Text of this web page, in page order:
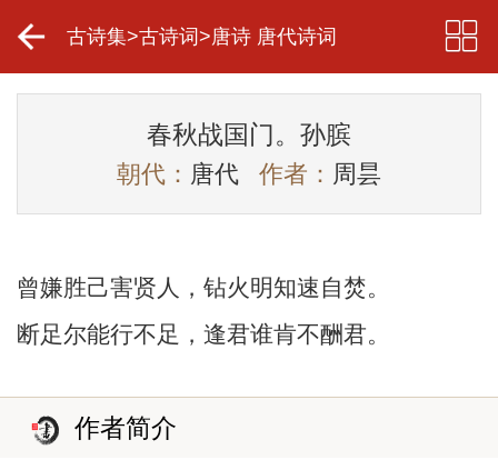
古诗集>古诗词 >唐诗 唐代诗词
春秋战国门。孙膑
朝代： 唐代 作者： 周昙
曾嫌胜己害贤人，钻火明知速自焚。
断足尔能行不足，逢君谁肯不酬君。
作者简介